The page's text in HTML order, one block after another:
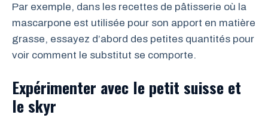
Par exemple, dans les recettes de pâtisserie où la
mascarpone est utilisée pour son apport en matière
grasse, essayez d’abord des petites quantités pour
voir comment le substitut se comporte.
Expérimenter avec le petit suisse et
le skyr